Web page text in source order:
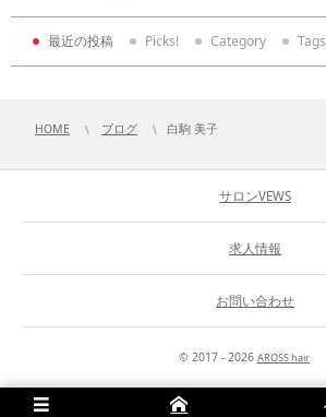
最近の投稿 Picks! Category Tags
HOME ブログ 白駒 美子
サロンVEWS
求人情報
お問い合わせ
© 2017 - 2026 AROSS hair